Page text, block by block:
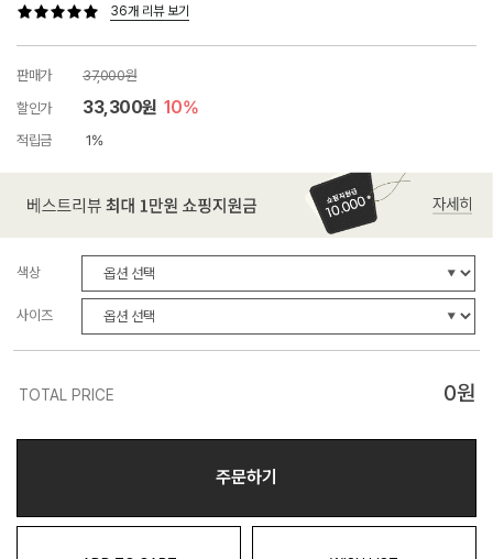
36개 리뷰 보기
판매가
37,000원
할인가
33,300원 10%
적립금 1%
색상
사이즈
TOTAL PRICE 0원
주문하기